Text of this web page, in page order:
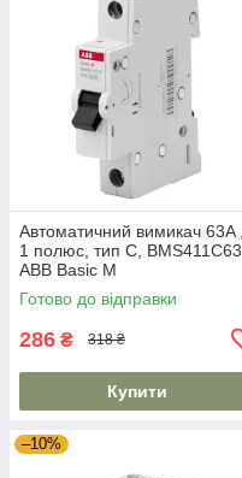
Автоматичний вимикач 63A ,
1 полюс, тип C, BMS411C63
ABB Basic M
Готово до відправки
286 ₴ 318 ₴
Купити
–10%